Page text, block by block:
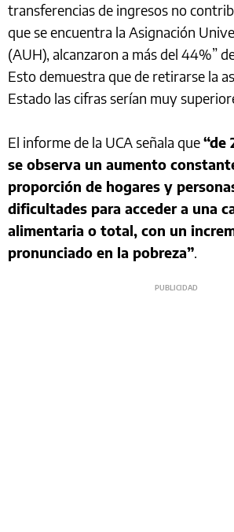
transferencias de ingresos no
que se encuentra la Asignación
(AUH), alcanzaron a más del 44%”
Esto demuestra que de retirarse la
Estado las cifras serían muy
El informe de la UCA señala que“de
se observa un aumento
proporción de hogares y
dificultades para acceder a una
alimentaria o total, con un
pronunciado en la pobreza”.